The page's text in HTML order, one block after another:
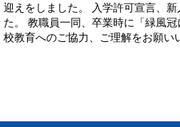
迎えをしました。 入学許可宣言、
た。 教職員一同、卒業時に「緑風
校教育へのご協力、ご理